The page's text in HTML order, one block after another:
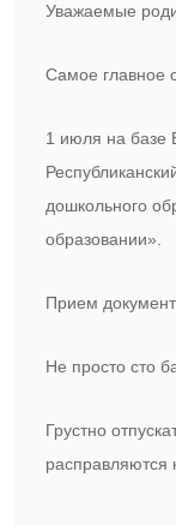
Уважаемые
Самое
1 июля на
дошкольного
образовании».
Прием
Не просто сто
Грустно
расправляются